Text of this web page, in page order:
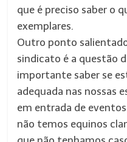
que é preciso saber o
exemplares.
Outro ponto
sindicato é a questão
importante saber se
adequada nas nossas
em entrada de
não temos equinos